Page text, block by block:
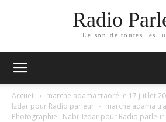
Radio
Le son de toutes les
Accueil
marche adama traoré le 17 juillet
Izdar pour Radio parleur
marche adama
Photographie : Nabil Izdar pour Radio parleur